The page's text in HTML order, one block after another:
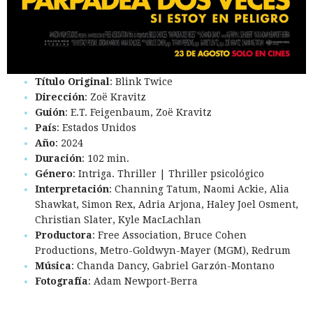
Título Original: Blink Twice
Dirección: Zoë Kravitz
Guión: E.T. Feigenbaum, Zoë Kravitz
País: Estados Unidos
Año: 2024
Duración: 102 min.
Género: Intriga. Thriller | Thriller psicológico
Interpretación: Channing Tatum, Naomi Ackie, Alia
Shawkat, Simon Rex, Adria Arjona, Haley Joel Osment,
Christian Slater, Kyle MacLachlan
Productora: Free Association, Bruce Cohen
Productions, Metro-Goldwyn-Mayer (MGM), Redrum
Música: Chanda Dancy, Gabriel Garzón-Montano
Fotografía: Adam Newport-Berra